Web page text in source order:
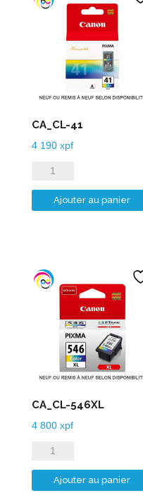
CA_CL-41
4 190 xpf
quantité
de
CA_CL-
Ajouter au panier
CA_CL-546XL
4 800 xpf
quantité
de
CA_CL-
Ajouter au panier